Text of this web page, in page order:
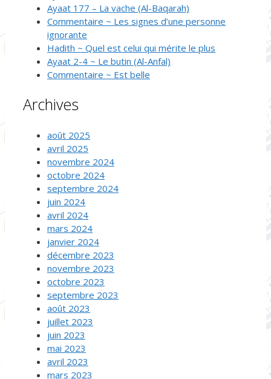
Ayaat 177 – La vache (Al-Baqarah)
Commentaire ~ Les signes d’une personne
ignorante
Hadith ~ Quel est celui qui mérite le plus
Ayaat 2-4 ~ Le butin (Al-Anfal)
Commentaire ~ Est belle
Archives
août 2025
avril 2025
novembre 2024
octobre 2024
septembre 2024
juin 2024
avril 2024
mars 2024
janvier 2024
décembre 2023
novembre 2023
octobre 2023
septembre 2023
août 2023
juillet 2023
juin 2023
mai 2023
avril 2023
mars 2023